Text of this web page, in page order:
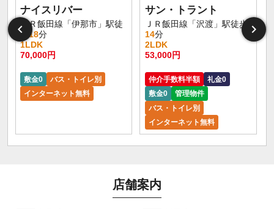
ナイスリバー
ＪＲ飯田線「伊那市」駅徒
歩
18分
1LDK
70,000円
敷金0
バス・トイレ別
インターネット無料
サン・トラント
ＪＲ飯田線「沢渡」駅徒歩
14分
2LDK
53,000円
仲介手数料半額
礼金0
敷金0
管理物件
バス・トイレ別
インターネット無料
店舗案内